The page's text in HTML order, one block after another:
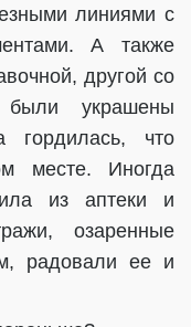
линиями с
А также
другой со
украшены
гордилась, что
месте. Иногда
из аптеки и
озаренные
радовали ее и